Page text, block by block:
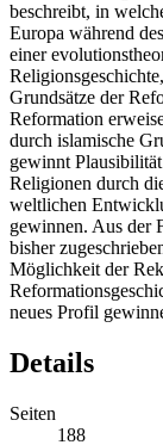
Die Verbindung
beschreibt, in
Europa während
einer
Grundsätze der
Reformation
durch islamische
gewinnt
Religionen durch
weltlichen
gewinnen. Aus der
bisher
Möglichkeit der